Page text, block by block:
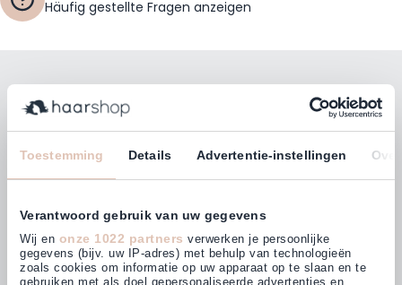
Toestemming Details Advertentie-instellingen Over
Verantwoord gebruik van uw gegevens
Wij en onze 1022 partners verwerken je persoonlijke
gegevens (bijv. uw IP-adres) met behulp van technologieën
zoals cookies om informatie op uw apparaat op te slaan en te
gebruiken met als doel gepersonaliseerde advertenties en
Häufig gestellte Fragen anzeigen
Bleiben Sie mit unserem Newsletter auf dem
Laufenden!
E-Mailadresse
Abonnieren